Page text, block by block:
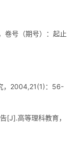
卷号（期号）：起止
，2004,21(1)：56-
[J].高等理科教育，